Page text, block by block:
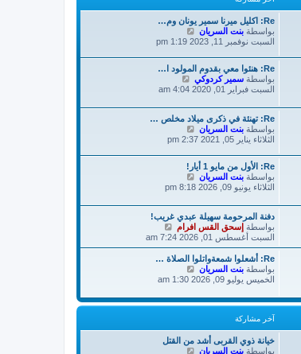
ر
ك
ر
م
ا
ك
ة
Re: اكليل ميرنا سمير يونان وم…
بواسطة بنت السريان
ا
د
آ
خ
ر
ا
ك
ة
السبت نوفمبر 11, 2023 1:19 pm
Re: هنئوا معي بقدوم المولود ا…
بواسطة سمير كردوكي
ا
د
آ
ر
ك
السبت فبراير 01, 2020 4:04 am
Re: تهنئة في ذكرى ميلاد مخلص …
بواسطة بنت السريان
ا
د
ر
ا
ر
ك
الثلاثاء يناير 05, 2021 2:37 pm
Re: الأول من مايو 1 أيار!
بواسطة بنت السريان
ا
د
آ
خ
ر
م
ش
ر
ة
الثلاثاء يونيو 09, 2026 8:18 pm
دفنة المرحومة سهيلة عبدي غريب!
بواسطة إسحق القس افرام
ا
ه
خ
م
ش
ر
السبت أغسطس 01, 2026 7:24 am
Re: أشعلوا شمعةواتلوا الصلاة …
بواسطة بنت السريان
ا
د
آ
ر
م
الخميس يوليو 09, 2026 1:30 am
آخر مشاركة
خيانة ذوي القربى أشد من القتل
بواسطة بنت السريان